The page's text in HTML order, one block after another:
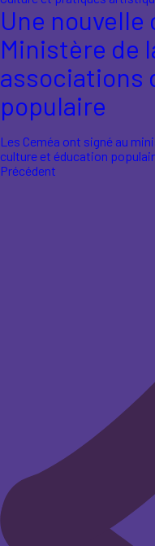
Une
Ministère de
associations
populaire
Les Ceméa ont signé au
culture et éducation
Précédent